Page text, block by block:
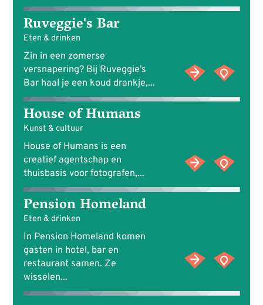
Ruveggie's Bar
Eten & drinken
Zin in een zomerse
versnapering? Bij Ruveggie’s
Bar haal je een koud drankje,...
House of Humans
Kunst & cultuur
House of Humans is een
creatief agentschap en
thuisbasis voor fotografen,...
Pension Homeland
Eten & drinken
In Pension Homeland komen
gasten in hotel, bar en
restaurant samen. Ze
wisselen...